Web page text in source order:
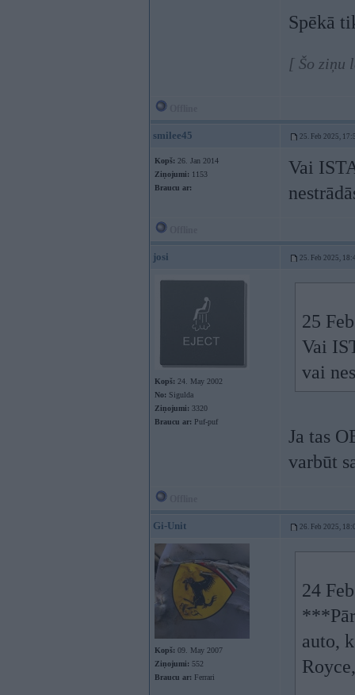
Spēkā
[ Šo ziņu
smilee45 25. Feb 2025,
Kopš: 26. Jan 2014
Ziņojumi: 1153
Braucu ar:
Vai
josi 25. Feb 2025,
Kopš: 24. May 2002
No: Sigulda
Ziņojumi: 3320
Braucu ar: Puf-puf
25
Vai
vai
Ja tas
varbūt
Gi-Unit 26. Feb 2025,
Kopš: 09. May 2007
Ziņojumi: 552
Braucu ar: Ferrari
24
auto,